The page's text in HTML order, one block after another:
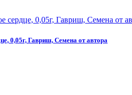
0,05г, Гавриш, Семена от автора